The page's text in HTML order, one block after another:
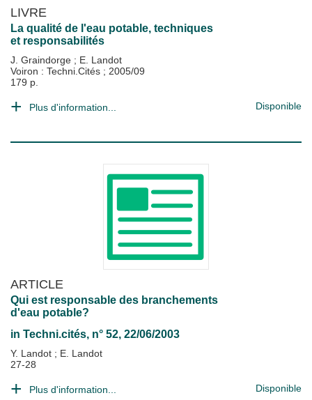
LIVRE
La qualité de l'eau potable, techniques
et responsabilités
J. Graindorge ; E. Landot
Voiron : Techni.Cités ; 2005/09
179 p.
Plus d'information... Disponible
ARTICLE
Qui est responsable des branchements
d'eau potable?
in Techni.cités, n° 52, 22/06/2003
Y. Landot ; E. Landot
27-28
Plus d'information... Disponible